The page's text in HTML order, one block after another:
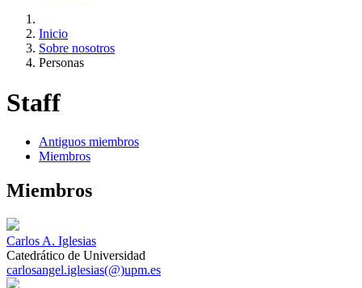
Inicio
Sobre nosotros
Personas
Staff
Antiguos miembros
Miembros
Miembros
Carlos A. Iglesias
Catedrático de Universidad
carlosangel.iglesias(@)upm.es